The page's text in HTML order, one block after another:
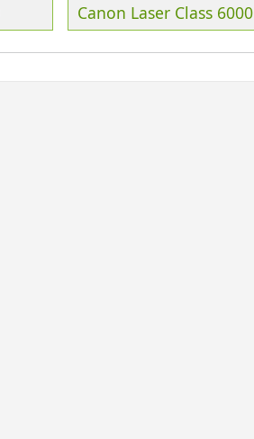
Canon Laser Class 6000